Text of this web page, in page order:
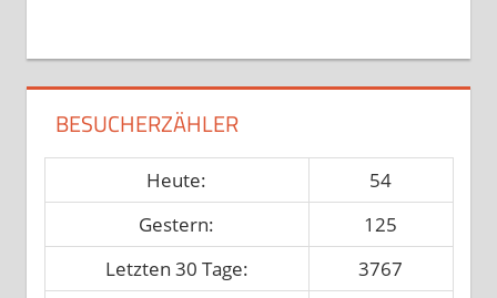
BESUCHERZÄHLER
Heute:
54
Gestern:
125
Letzten 30 Tage:
3767